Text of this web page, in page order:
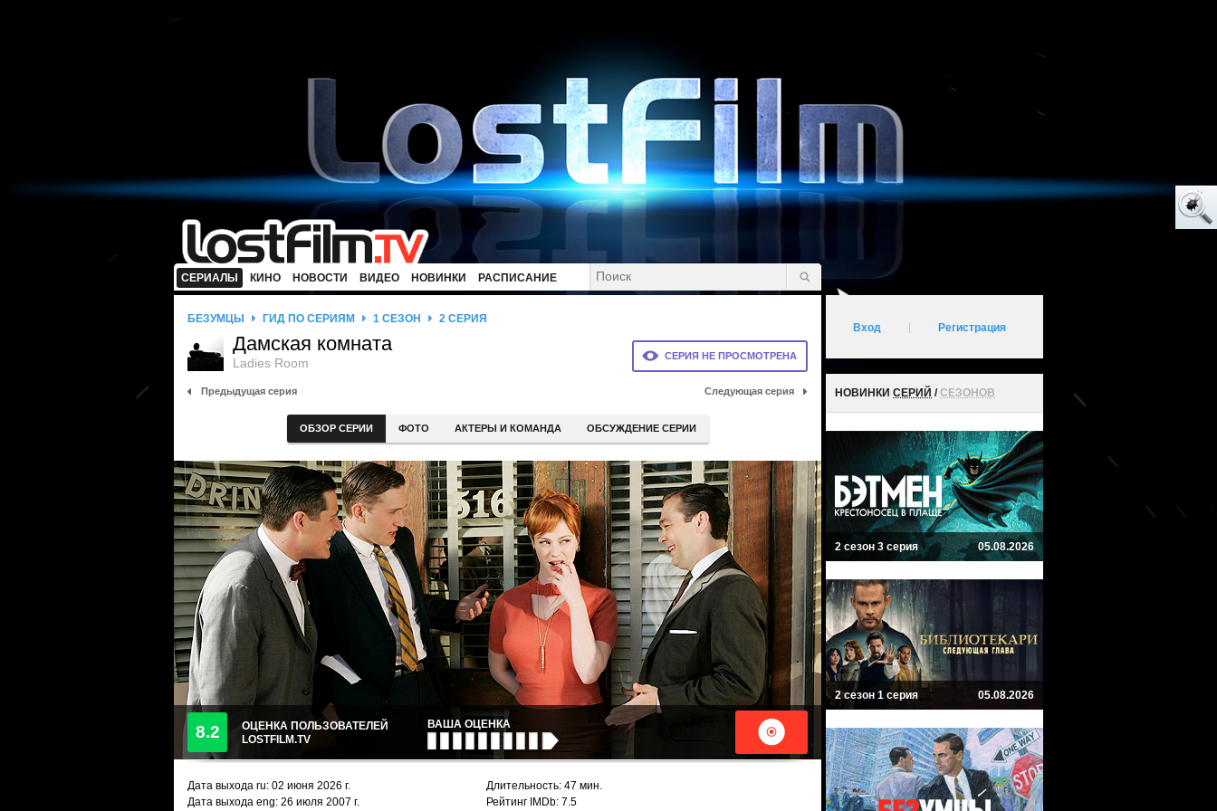
СЕРИАЛЫ КИНО НОВОСТИ ВИДЕО НОВИНКИ РАСПИСАНИЕ
СЕРИЯ НЕ ПРОСМОТРЕНА
БЕЗУМЦЫ ГИД ПО СЕРИЯМ 1 СЕЗОН 2 СЕРИЯ
Дамская комната
Ladies Room
Предыдущая серия Следующая серия
ОБЗОР СЕРИИ ФОТО АКТЕРЫ И КОМАНДА ОБСУЖДЕНИЕ СЕРИИ
8.2
ОЦЕНКА ПОЛЬЗОВАТЕЛЕЙ
LOSTFILM.TV
ВАША ОЦЕНКА
Дата выхода ru: 02 июня 2026 г.
Дата выхода eng: 26 июля 2007 г.
Длительность: 47 мин.
Рейтинг IMDb: 7.5
Вход Регистрация
НОВИНКИ СЕРИЙ /СЕЗОНОВ
2 сезон 3 серия 05.08.2026
2 сезон 1 серия 05.08.2026